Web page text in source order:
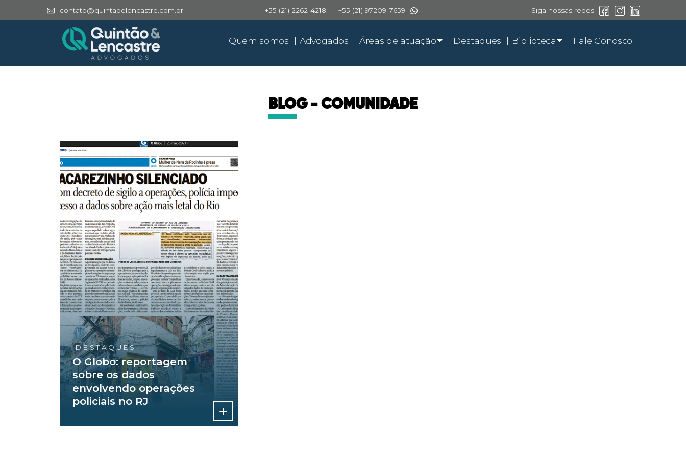
contato@quintaoelencastre.com.br +55 (21) 2262-4218 +55 (21) 97209-7659 Siga nossas redes:
Quem somos Advogados Áreas de atuação Destaques Biblioteca Fale Conosco
BLOG - COMUNIDADE
DESTAQUES
O Globo: reportagem
sobre os dados
envolvendo operações
policiais no RJ